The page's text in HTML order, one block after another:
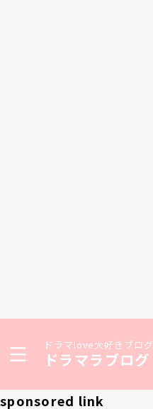
ドラマlove大好きブログ
ドラマラブログ
sponsored link